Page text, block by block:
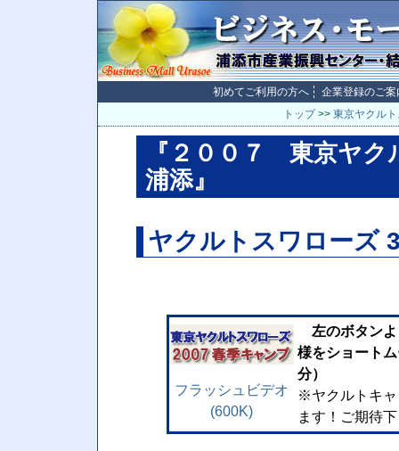
初めてご利用の方へ
企業登録のご案
トップ>> 東京ヤクル
『２００７ 東京ヤ
浦添』
ヤクルトスワローズ
左のボタン
様をショート
分）
※ヤクルトキャ
ます！ご期待
フラッシュビデオ
(600K)